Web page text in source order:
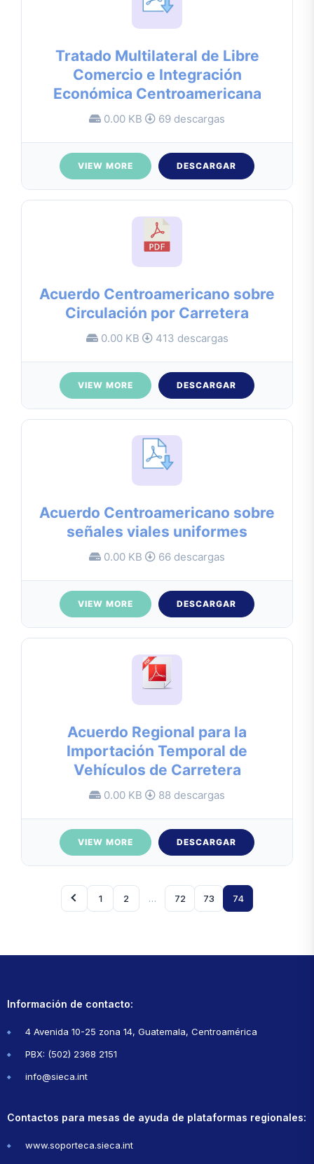
Tratado Multilateral de Libre
Comercio e Integración
Económica Centroamericana
0.00 KB 69 descargas
VIEW MORE DESCARGAR
Acuerdo Centroamericano sobre
Circulación por Carretera
0.00 KB 413 descargas
VIEW MORE DESCARGAR
Acuerdo Centroamericano sobre
señales viales uniformes
0.00 KB 66 descargas
VIEW MORE DESCARGAR
Acuerdo Regional para la
Importación Temporal de
Vehículos de Carretera
0.00 KB 88 descargas
VIEW MORE DESCARGAR
1 2 … 72 73 74
Información de contacto:
4 Avenida 10-25 zona 14, Guatemala, Centroamérica
PBX: (502) 2368 2151
info@sieca.int
Contactos para mesas de ayuda de plataformas regionales:
www.soporteca.sieca.int